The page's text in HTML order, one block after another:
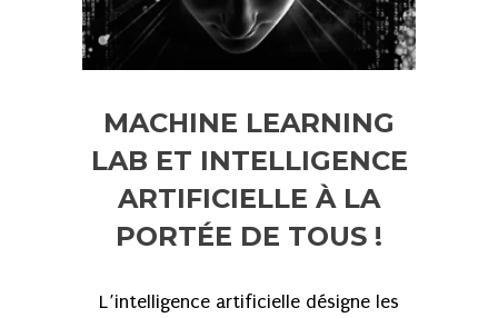
MACHINE LEARNING
LAB ET INTELLIGENCE
ARTIFICIELLE À LA
PORTÉE DE TOUS !
L’intelligence artificielle désigne les